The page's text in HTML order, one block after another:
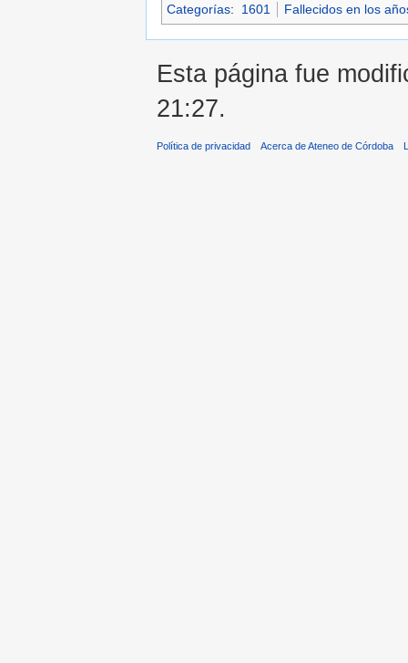
Categorías: 1601 Fallecidos en los
Esta página fue
21:27.
Política de privacidad Acerca de Ateneo de Córdoba